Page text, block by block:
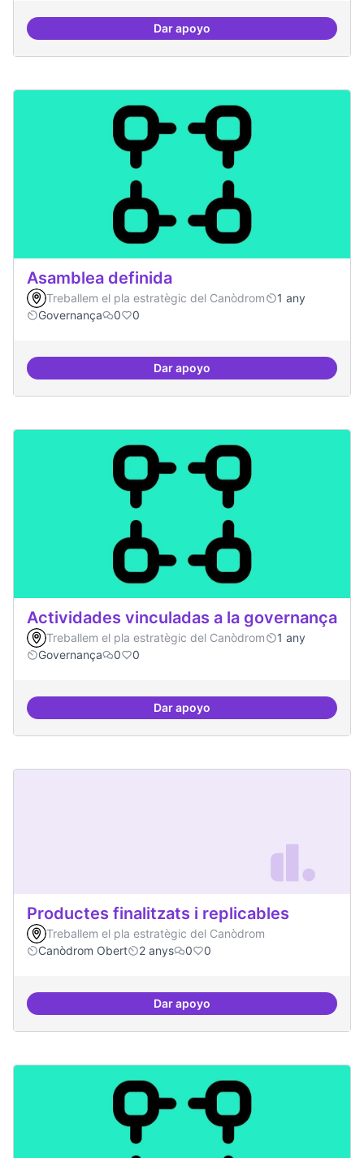
Dar apoyoMecanismes de gpvernança
Asamblea definida
Treballem el pla estratègic del Canòdrom
1 any
Governança
0 0
Dar apoyoAsamblea definida
Actividades vinculadas a la governança
Treballem el pla estratègic del Canòdrom
1 any
Governança
0 0
Dar apoyoActividades vinculadas a la
Productes finalitzats i replicables
Treballem el pla estratègic del Canòdrom
Canòdrom Obert
2 anys 0 0
Dar apoyoProductes finalitzats i